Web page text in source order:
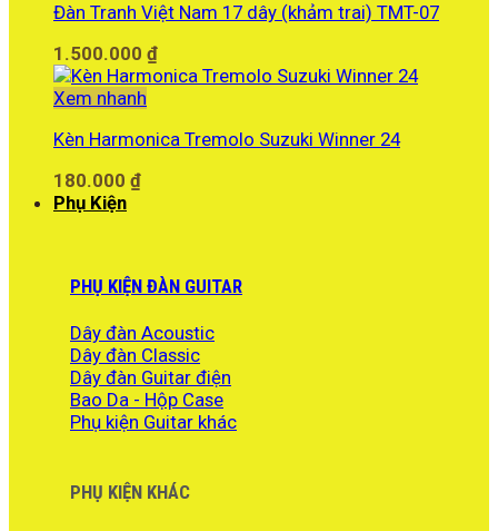
Đàn Tranh Việt Nam 17 dây (khảm trai) TMT-07
1.500.000 ₫
Xem nhanh
Kèn Harmonica Tremolo Suzuki Winner 24
180.000 ₫
Phụ Kiện
PHỤ KIỆN ĐÀN GUITAR
Dây đàn Acoustic
Dây đàn Classic
Dây đàn Guitar điện
Bao Da - Hộp Case
Phụ kiện Guitar khác
PHỤ KIỆN KHÁC